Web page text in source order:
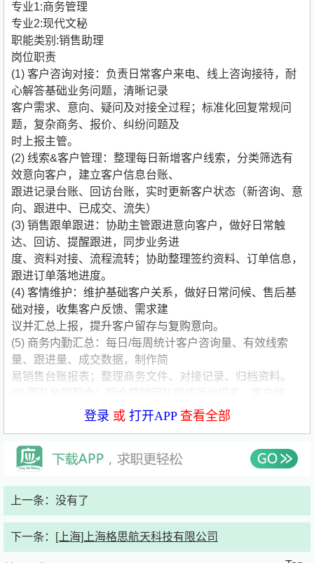
专业1:商务管理
专业2:现代文秘
职能类别:销售助理
岗位职责
(1) 客户咨询对接：负责日常客户来电、线上咨询接待，耐
心解答基础业务问题，清晰记录
客户需求、意向、疑问及对接全过程；标准化回复常规问
题，复杂商务、报价、纠纷问题及
时上报主管。
(2) 线索&客户管理：整理每日新增客户线索，分类筛选有
效意向客户，建立客户信息台账、
跟进记录台账、回访台账，实时更新客户状态（新咨询、意
向、跟进中、已成交、流失）
(3) 销售跟单跟进：协助主管跟进意向客户，做好日常触
达、回访、提醒跟进，同步业务进
度、资料对接、流程流转；协助整理签约资料、订单信息，
跟进订单落地进度。
(4) 客情维护：维护基础客户关系，做好日常问候、售后基
础对接，收集客户反馈、需求建
议并汇总上报，提升客户留存与复购意向。
(5) 商务内勤汇总：每日/每周统计客户咨询量、有效线索
量、跟进量、成交数据，制作简
易销售台账报表；整理商务文件、对接记录、归档资料。
计、信息同步等工作，同步客户热
(1) 在校大学生、市场营销、商务、电商、文秘等相关专业
优先，可全职实习 6 个月及以上；
户对接；
(4) 具备良好的服务意识和抗压能力，主动积极，善于跟
登录 或 打开APP查看全部
上一条：没有了
下一条： [上海]上海格思航天科技有限公司